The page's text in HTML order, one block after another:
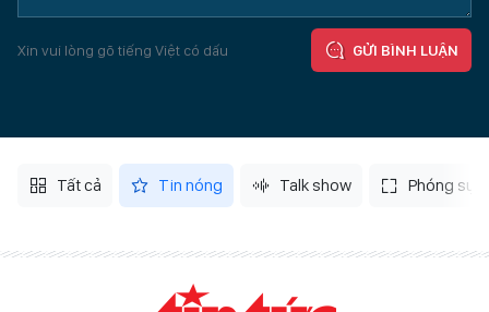
Xin vui lòng gõ tiếng Việt có dấu GỬI BÌNH LUẬN
Tất cả Tin nóng Talk show Phóng sự